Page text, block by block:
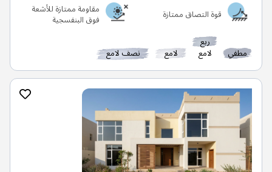
قوة التصاق ممتازة
مقاومة ممتازة للأشعة
فوق البنفسجية
مطفي
ربع
لامع لامع نصف لامع